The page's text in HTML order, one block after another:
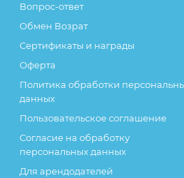
Вопрос-ответ
Обмен Возрат
Сертификаты и награды
Оферта
Политика обработки
данных
Пользовательское соглашение
Согласие на обработку
персональных данных
Для арендодателей